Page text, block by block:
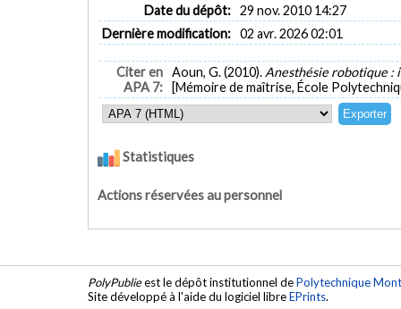
Date du dépôt: 29 nov. 2010 14:27
Dernière modification: 02 avr. 2026 02:01
Citer en
APA 7:
Aoun, G. (2010). Anesthésie robotique :
[Mémoire de maîtrise, École
Statistiques
Actions réservées au personnel
PolyPublieest le dépôt institutionnel dePolytechnique
Site développé à l'aide du logiciel libreEPrints.